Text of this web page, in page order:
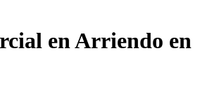
en Arriendo en